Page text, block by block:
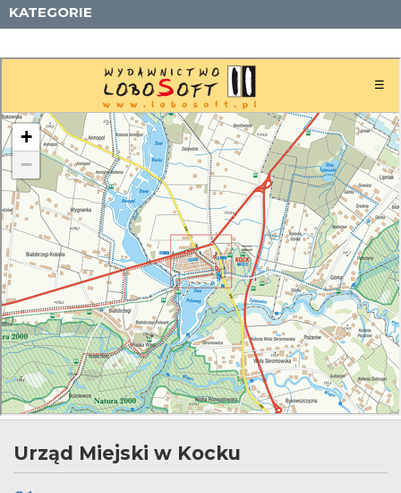
KATEGORIE
Urząd Miejski w Kocku